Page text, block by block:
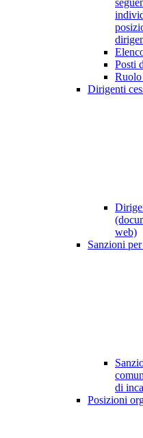
Posti
Dirigenti
web)
Sanzioni
di
Posizioni